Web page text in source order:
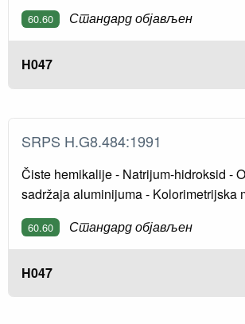
60.60 Стандард објављен
H047
SRPS H.G8.484:1991
Čiste hemikalije - Natrijum-hidroksid -
sadržaja aluminijuma - Kolorimetrijska
60.60 Стандард објављен
H047